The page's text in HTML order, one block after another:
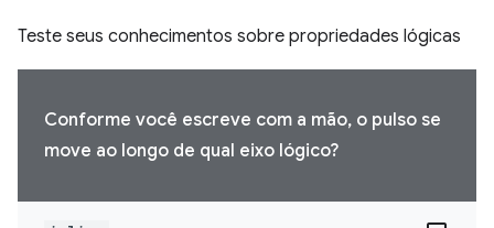
Teste seus conhecimentos sobre propriedades lógicas
Conforme você escreve com a mão, o pulso se
move ao longo de qual eixo lógico?